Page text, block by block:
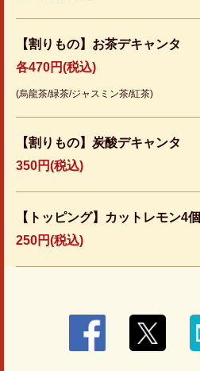
【割りもの】お茶デキャンタ
各470円(税込)
(烏龍茶/緑茶/ジャスミン茶/紅茶)
【割りもの】炭酸デキャンタ
350円(税込)
【トッピング】カットレモン4個
250円(税込)